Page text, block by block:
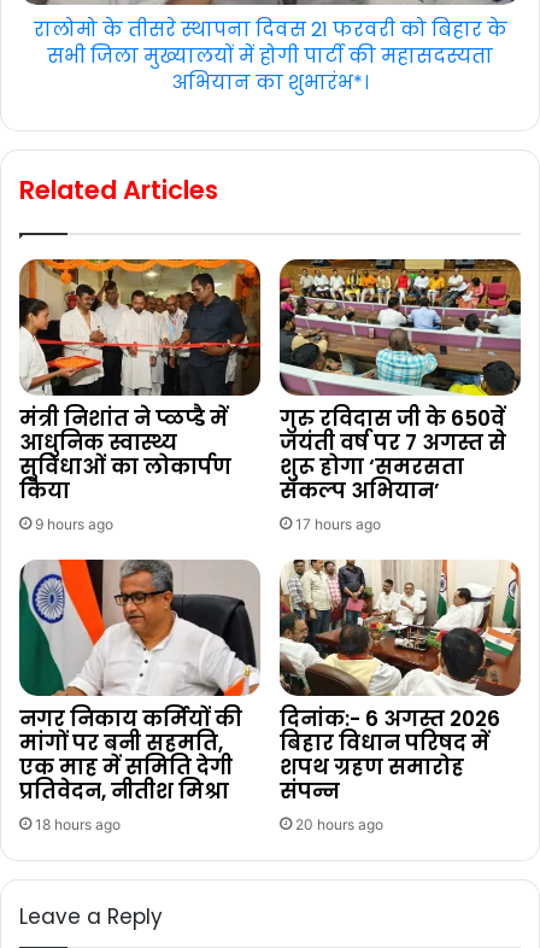
रालोमो के तीसरे स्थापना दिवस 21 फरवरी को बिहार के
सभी जिला मुख्यालयों में होगी पार्टी की महासदस्यता
अभियान का शुभारंभ*।
Related Articles
मंत्री निशांत ने प्ळप्डै में
आधुनिक स्वास्थ्य
सुविधाओं का लोकार्पण
किया
9 hours ago
गुरु रविदास जी के 650वें
जयंती वर्ष पर 7 अगस्त से
शुरू होगा ‘समरसता
संकल्प अभियान’
17 hours ago
नगर निकाय कर्मियों की
मांगों पर बनी सहमति,
एक माह में समिति देगी
प्रतिवेदन, नीतीश मिश्रा
18 hours ago
दिनांक:- 6 अगस्त 2026
बिहार विधान परिषद में
शपथ ग्रहण समारोह
संपन्न
20 hours ago
Leave a Reply